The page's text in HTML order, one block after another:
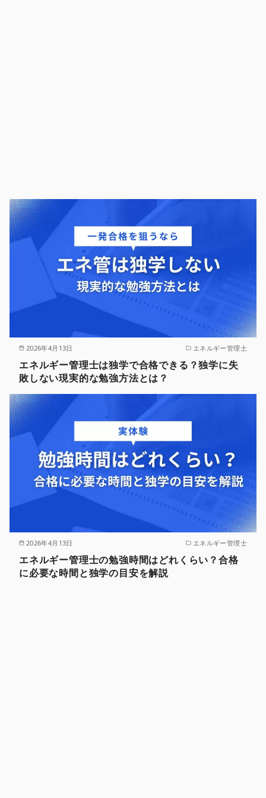
2026年4月13日 エネルギー管理士
エネルギー管理士は独学で合格できる？独学に失
敗しない現実的な勉強方法とは？
2026年4月13日 エネルギー管理士
エネルギー管理士の勉強時間はどれくらい？合格
に必要な時間と独学の目安を解説